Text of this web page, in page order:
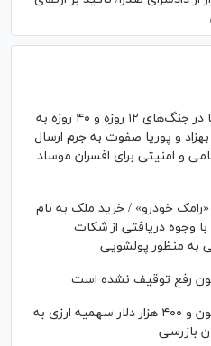
۲ عامل مهم صهیونیست‌ها در جنگ‌های ۱۲ روزه و ۴۰ روزه به
و پوریا صفوت به جرم ارسال
و امنیتی برای افسران موساد
«رامک خودرو» / خرید ملک به نام
وجوه دریافتی از شکات
منظور پولشویی
رفع توقیف نشده است
جلوگیری از پرداخت ۳ میلیون و ۴۰۰ هزار دلار سهمیه ارزی به
بازرسی